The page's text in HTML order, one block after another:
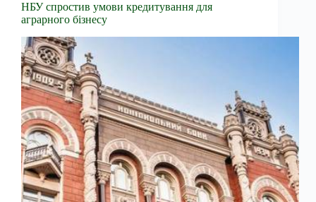
НБУ спростив умови кредитування для
аграрного бізнесу